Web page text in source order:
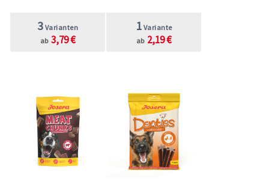
3 Varianten
ab 3,79 €
1 Variante
ab 2,19 €